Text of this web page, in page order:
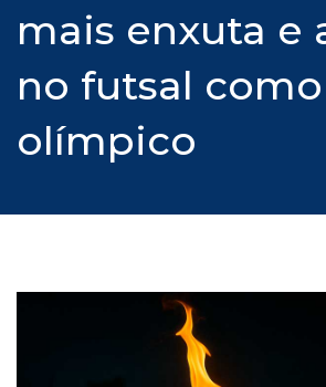
mais enxuta e
no futsal
olímpico